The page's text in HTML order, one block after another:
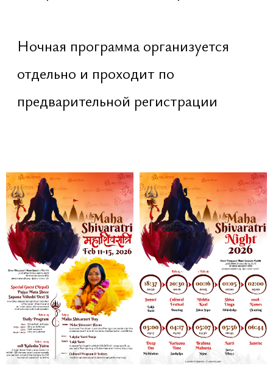
дарение света Шиве
очищение кармы
огонь как символ осознанности
переход отtamas к jyotis— от
тьмы к свету
20:30 – 00:16 · Культурный вечер
Открытая фестивальная часть.
Праздничная атмосфера на
территории храма:
традиционные непальские танцы
открытая сцена [участие по
желанию]
лотерея